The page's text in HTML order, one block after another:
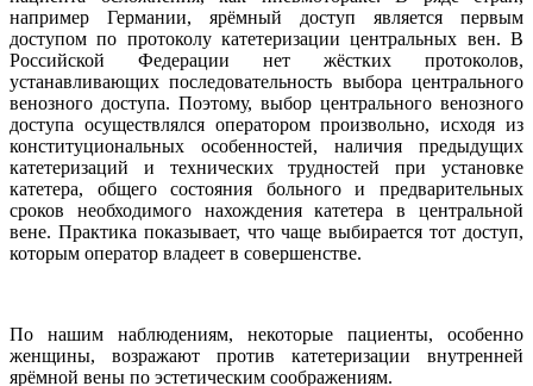
например Германии, ярёмный доступ является первым
доступом по протоколу катетеризации центральных вен. В
Российской Федерации нет жёстких протоколов,
устанавливающих последовательность выбора центрального
венозного доступа. Поэтому, выбор центрального венозного
доступа осуществлялся оператором произвольно, исходя из
конституциональных особенностей, наличия предыдущих
катетеризаций и технических трудностей при установке
катетера, общего состояния больного и предварительных
сроков необходимого нахождения катетера в центральной
вене. Практика показывает, что чаще выбирается тот доступ,
которым оператор владеет в совершенстве.
По нашим наблюдениям, некоторые пациенты, особенно
женщины, возражают против катетеризации внутренней
ярёмной вены по эстетическим соображениям.